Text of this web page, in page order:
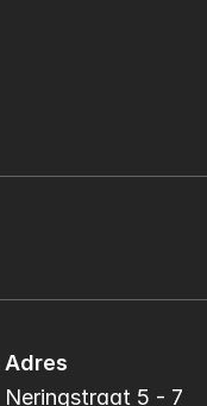
Adres
Neringstraat 5 - 7